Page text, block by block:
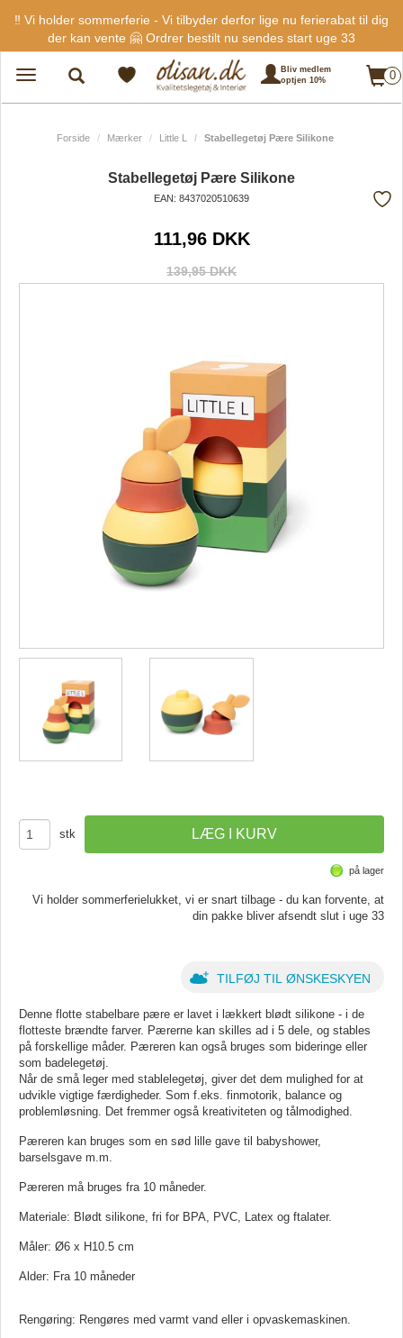
‼️ Vi holder sommerferie - Vi tilbyder derfor lige nu ferierabat til dig
der kan vente 🤗 Ordrer bestilt nu sendes start uge 33
Toggle
navigation
Bliv medlem
optjen 10%
0
Forside Mærker Little L Stabellegetøj Pære Silikone
Stabellegetøj Pære Silikone
EAN: 8437020510639
111,96 DKK
139,95 DKK
stk
på lager
Vi holder sommerferielukket, vi er snart tilbage - du kan forvente, at
din pakke bliver afsendt slut i uge 33
TILFØJ TIL ØNSKESKYEN
Denne flotte stabelbare pære er lavet i lækkert blødt silikone - i de
flotteste brændte farver. Pærerne kan skilles ad i 5 dele, og stables
på forskellige måder. Pæreren kan også bruges som bideringe eller
som badelegetøj.
Når de små leger med stablelegetøj, giver det dem mulighed for at
udvikle vigtige færdigheder. Som f.eks. finmotorik, balance og
problemløsning. Det fremmer også kreativiteten og tålmodighed.
Pæreren kan bruges som en sød lille gave til babyshower,
barselsgave m.m.
Pæreren må bruges fra 10 måneder.
Materiale: Blødt silikone, fri for BPA, PVC, Latex og ftalater.
Måler: Ø6 x H10.5 cm
Alder: Fra 10 måneder
Rengøring: Rengøres med varmt vand eller i opvaskemaskinen.